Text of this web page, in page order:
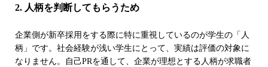
2. 人柄を判断してもらうため
企業側が新卒採用をする際に特に重視しているのが学生の「人
柄」です。社会経験が浅い学生にとって、実績は評価の対象に
なりません。自己PRを通して、企業が理想とする人柄が求職者